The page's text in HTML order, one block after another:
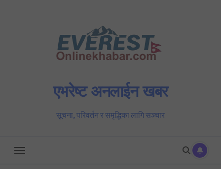
एभरेष्ट अनलाईन खबर
सूचना, परिवर्तन र समृद्धिका लागि सञ्चार